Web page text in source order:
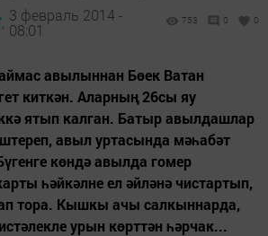
3 февраль 2014 -
08:01
753 0 0
авылыннан Бөек Ватан
киткән. Аларның 26сы яу
ятып калган. Батыр авылдашлар
авыл уртасында мәһабәт
көндә авылда гомер
һәйкәлне ел әйләнә чистартып,
тора. Кышкы ачы салкыннарда,
урын көрттән һәрчак...